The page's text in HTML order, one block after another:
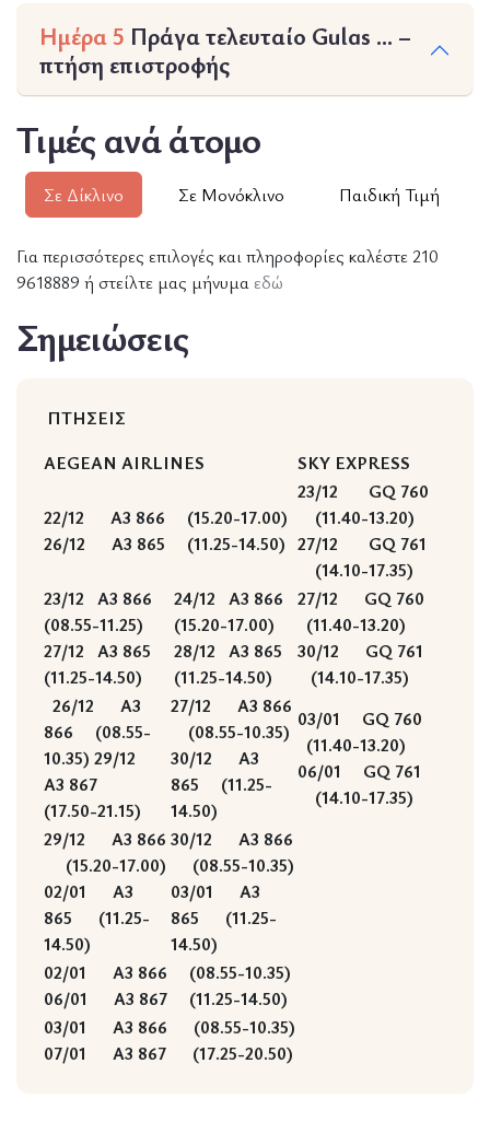
Ημέρα 5 Πράγα τελευταίο Gulas … –
πτήση επιστροφής
Τιμές ανά άτομο
Σε Δίκλινο Σε Μονόκλινο Παιδική Τιμή
Για περισσότερες επιλογές και πληροφορίες καλέστε 210
9618889 ή στείλτε μας μήνυμα εδώ
Σημειώσεις
ΠΤΗΣΕΙΣ
AEGEAN AIRLINES
SKY EXPRESS
22/12 A3 866 (15.20-17.00)
26/12 A3 865 (11.25-14.50)
23/12 GQ 760
(11.40-13.20)
27/12 GQ 761
(14.10-17.35)
23/12 A3 866
(08.55-11.25)
27/12 A3 865
(11.25-14.50)
24/12 A3 866
(15.20-17.00)
28/12 A3 865
(11.25-14.50)
27/12 GQ 760
(11.40-13.20)
30/12 GQ 761
(14.10-17.35)
26/12 A3
866 (08.55-
10.35) 29/12
Α3 867
(17.50-21.15)
27/12 A3 866
(08.55-10.35)
30/12 Α3
865 (11.25-
14.50)
03/01 GQ 760
(11.40-13.20)
06/01 GQ 761
(14.10-17.35)
29/12 A3 866
(15.20-17.00)
02/01 Α3
865 (11.25-
14.50)
30/12 A3 866
(08.55-10.35)
03/01 Α3
865 (11.25-
14.50)
02/01 A3 866 (08.55-10.35)
06/01 A3 867 (11.25-14.50)
03/01 A3 866 (08.55-10.35)
07/01 A3 867 (17.25-20.50)